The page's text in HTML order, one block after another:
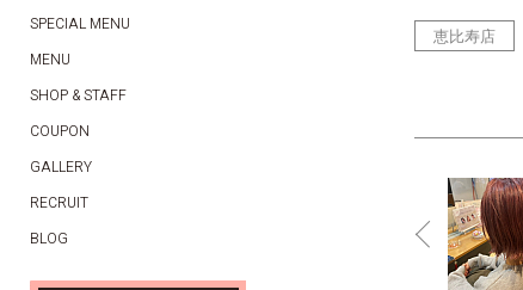
SPECIAL MENU
MENU
SHOP & STAFF
COUPON
GALLERY
RECRUIT
BLOG
恵比寿店